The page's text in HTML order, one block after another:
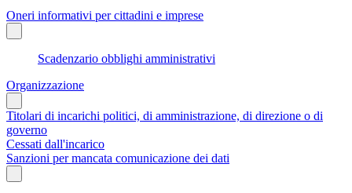
Oneri informativi per cittadini e imprese
Scadenzario obblighi amministrativi
Organizzazione
Titolari di incarichi politici, di amministrazione, di direzione o di
governo
Cessati dall'incarico
Sanzioni per mancata comunicazione dei dati